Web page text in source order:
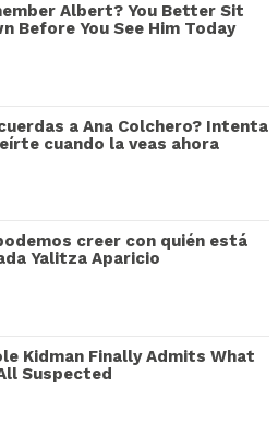
Albert? You Better Sit
Before You See Him Today
a Ana Colchero? Intenta
cuando la veas ahora
creer con quién está
Yalitza Aparicio
Kidman Finally Admits What
Suspected